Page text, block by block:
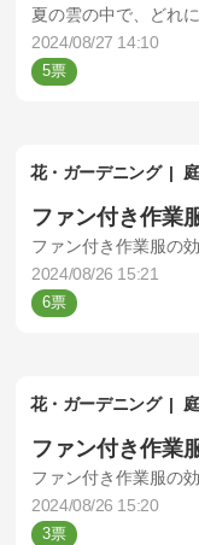
夏の雲の中で、どれ
2024/08/27 14:10
5
花・ガーデニング
ファン付き作業
ファン付き作業服の
2024/08/26 15:21
6
花・ガーデニング
ファン付き作業
ファン付き作業服の
2024/08/26 15:20
3